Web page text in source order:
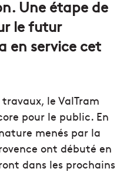
Une étape de
le futur
en service cet
le ValTram
pour le public. En
menés par la
ont débuté en
dans les prochains